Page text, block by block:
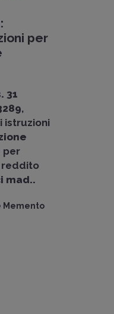
per
31
,
istruzioni
per
reddito
mad..
Memento